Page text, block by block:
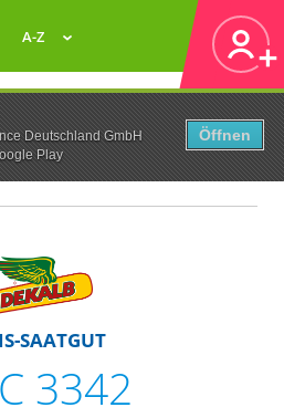
Deutschland GmbH
Play
Öffnen
A-Z
SAATGUT
3342